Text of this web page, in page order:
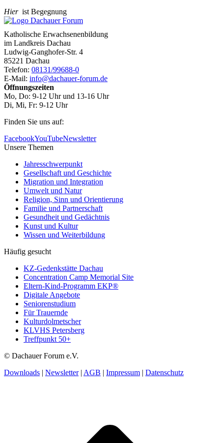
Hierist Begegnung
Katholische Erwachsenenbildung
im Landkreis Dachau
Ludwig-Ganghofer-Str. 4
85221 Dachau
Telefon: 08131/99688-0
E-Mail: info@dachauer-forum.de
Öffnungszeiten
Mo, Do: 9-12 Uhr und 13-16 Uhr
Di, Mi, Fr: 9-12 Uhr
Finden Sie uns auf:
FacebookYouTubeNewsletter
Unsere Themen
Jahresschwerpunkt
Gesellschaft und Geschichte
Migration und Integration
Umwelt und Natur
Religion, Sinn und Orientierung
Familie und Partnerschaft
Gesundheit und Gedächtnis
Kunst und Kultur
Wissen und Weiterbildung
Häufig gesucht
KZ-Gedenkstätte Dachau
Concentration Camp Memorial Site
Eltern-Kind-Programm EKP®
Digitale Angebote
Seniorenstudium
Für Trauernde
Kulturdolmetscher
KLVHS Petersberg
Treffpunkt 50+
© Dachauer Forum e.V.
Downloads | Newsletter| AGB | Impressum | Datenschutz